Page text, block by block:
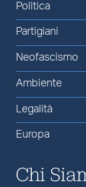
Politica
Partigiani
Neofascismo
Ambiente
Legalità
Europa
Chi